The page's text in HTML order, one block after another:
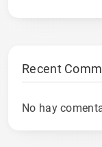
Recent
No hay